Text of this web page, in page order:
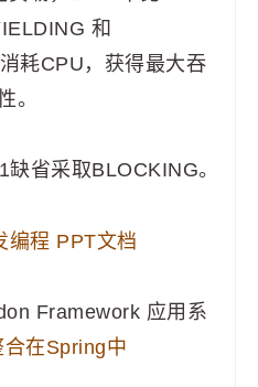
和
耗CPU，获得最大吞
。
省采取BLOCKING。
编程 PPT文档
Framework 应用系
合在Spring中